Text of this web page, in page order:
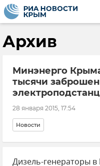
Архив
Минэнерго
тысячи
28 января 2015, 17:54
Новости
Дизель-генераторы